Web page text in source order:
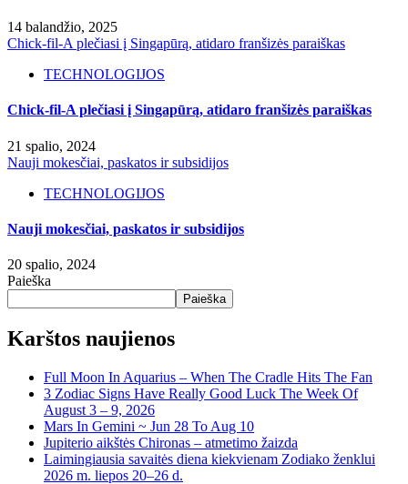
14 balandžio, 2025
Chick-fil-A plečiasi į Singapūrą, atidaro franšizės paraiškas
TECHNOLOGIJOS
Chick-fil-A plečiasi į Singapūrą, atidaro franšizės paraiškas
21 spalio, 2024
Nauji mokesčiai, paskatos ir subsidijos
TECHNOLOGIJOS
Nauji mokesčiai, paskatos ir subsidijos
20 spalio, 2024
Paieška
Paieška
Karštos naujienos
Full Moon In Aquarius – When The Cradle Hits The Fan
3 Zodiac Signs Have Really Good Luck The Week Of
August 3 – 9, 2026
Mars In Gemini ~ Jun 28 To Aug 10
Jupiterio aikštės Chironas – atmetimo žaizda
Laimingiausia savaitės diena kiekvienam Zodiako ženklui
2026 m. liepos 20–26 d.